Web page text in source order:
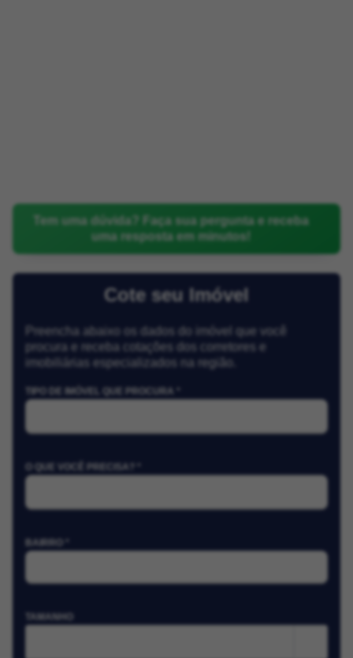
Tem uma dúvida? Faça sua pergunta e receba
uma resposta em minutos!
Cote seu Imóvel
Preencha abaixo os dados do imóvel que você
procura e receba cotações dos corretores e
imobiliárias especializados na região.
TIPO DE IMÓVEL QUE PROCURA *
O QUE VOCÊ PRECISA? *
BAIRRO *
TAMANHO